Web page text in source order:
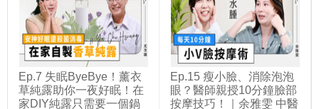
Ep.7 失眠ByeBye！薰衣
草純露助你一夜好眠！在
家DIY純露只需要一個鍋
Ep.15 瘦小臉、消除泡泡
眼？醫師親授10分鐘臉部
按摩技巧！｜余雅雯 中醫